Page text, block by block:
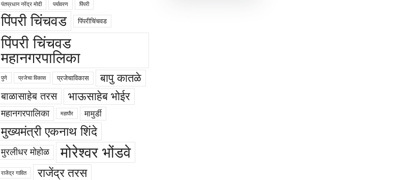
पंतप्रधान नरेंद्र मोदी पर्यावरण पिंपरी
पिंपरी चिंचवड पिंपरीचिंचवड
पिंपरी चिंचवड
महानगरपालिका
पुणे प्रजेचा विकास प्रजेचाविकास बापु कातळे
बाळासाहेब तरस भाऊसाहेब भोईर
महानगरपालिका महापौर मामुर्डी
मुख्यमंत्री एकनाथ शिंदे
मुरलीधर मोहोळ मोरेश्वर भोंडवे
राजेंद्र गावित राजेंद्र तरस